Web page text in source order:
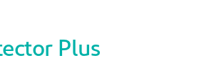
Plus